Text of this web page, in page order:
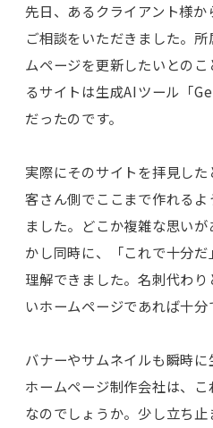
先日、あるクライアント様
ご相談をいただきました。
ムページを更新したいとの
るサイトは生成AIツール「
だったのです。
実際にそのサイトを拝見し
客さん側でここまで作れる
ました。どこか複雑な思い
かし同時に、「これで十分
理解できました。名刺代わ
いホームページであれば十分
バナーやサムネイルも瞬時
ホームページ制作会社は、
なのでしょうか。少し立ち